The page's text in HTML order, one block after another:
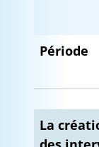
Période
La